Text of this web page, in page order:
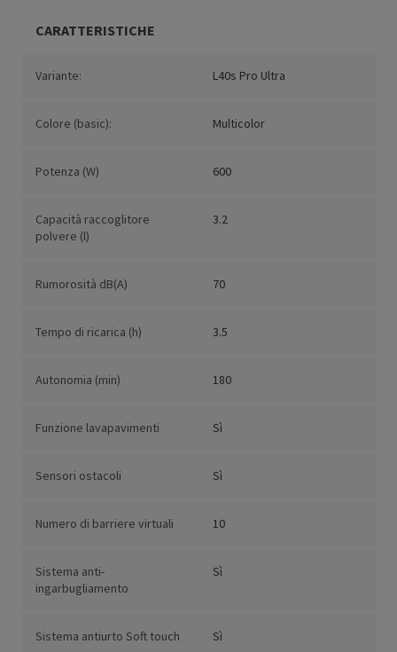
CARATTERISTICHE
Variante: L40s Pro Ultra
Colore (basic): Multicolor
Potenza (W) 600
Capacità raccoglitore
polvere (l)
3.2
Rumorosità dB(A) 70
Tempo di ricarica (h) 3.5
Autonomia (min) 180
Funzione lavapavimenti Sì
Sensori ostacoli Sì
Numero di barriere virtuali 10
Sistema anti-
ingarbugliamento
Sì
Sistema antiurto Soft touch Sì